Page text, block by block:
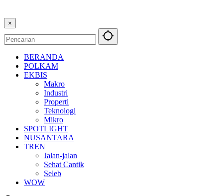
×
BERANDA
POLKAM
EKBIS
Makro
Industri
Properti
Teknologi
Mikro
SPOTLIGHT
NUSANTARA
TREN
Jalan-jalan
Sehat Cantik
Seleb
WOW